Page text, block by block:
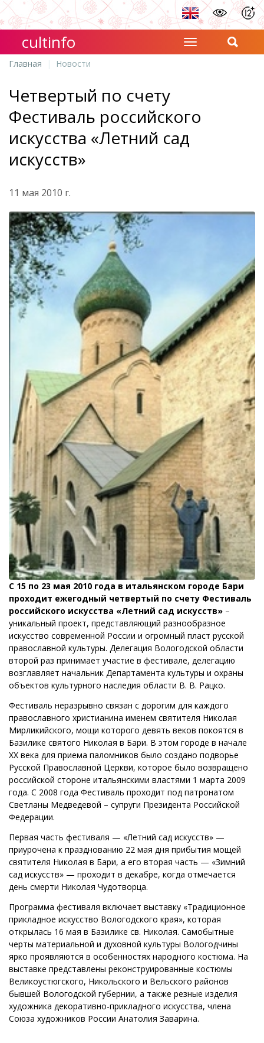
cultinfo
Главная Новости
Четвертый по счету
Фестиваль российского
искусства «Летний сад
искусств»
11 мая 2010 г.
С 15 по 23 мая 2010 года в итальянском городе Бари
проходит ежегодный четвертый по счету Фестиваль
российского искусства «Летний сад искусств» –
уникальный проект, представляющий разнообразное
искусство современной России и огромный пласт русской
православной культуры. Делегация Вологодской области
второй раз принимает участие в фестивале, делегацию
возглавляет начальник Департамента культуры и охраны
объектов культурного наследия области В. В. Рацко.
Фестиваль неразрывно связан с дорогим для каждого
православного христианина именем святителя Николая
Мирликийского, мощи которого девять веков покоятся в
Базилике святого Николая в Бари. В этом городе в начале
ХХ века для приема паломников было создано подворье
Русской Православной Церкви, которое было возвращено
российской стороне итальянскими властями 1 марта 2009
года. С 2008 года Фестиваль проходит под патронатом
Светланы Медведевой – супруги Президента Российской
Федерации.
Первая часть фестиваля — «Летний сад искусств» —
приурочена к празднованию 22 мая дня прибытия мощей
святителя Николая в Бари, а его вторая часть — «Зимний
сад искусств» — проходит в декабре, когда отмечается
день смерти Николая Чудотворца.
Программа фестиваля включает выставку «Традиционное
прикладное искусство Вологодского края», которая
открылась 16 мая в Базилике св. Николая. Самобытные
черты материальной и духовной культуры Вологодчины
ярко проявляются в особенностях народного костюма. На
выставке представлены реконструированные костюмы
Великоустюгского, Никольского и Вельского районов
бывшей Вологодской губернии, а также резные изделия
художника декоративно-прикладного искусства, члена
Союза художников России Анатолия Заварина.